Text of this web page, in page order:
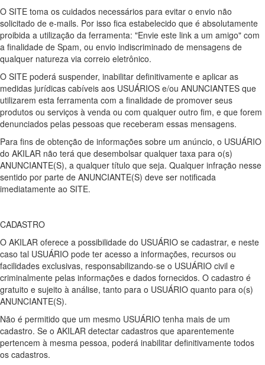
O SITE toma os cuidados necessários para evitar o envio não
solicitado de e-mails. Por isso fica estabelecido que é absolutamente
proibida a utilização da ferramenta: "Envie este link a um amigo" com
a finalidade de Spam, ou envio indiscriminado de mensagens de
qualquer natureza via correio eletrônico.
O SITE poderá suspender, inabilitar definitivamente e aplicar as
medidas jurídicas cabíveis aos USUÁRIOS e/ou ANUNCIANTES que
utilizarem esta ferramenta com a finalidade de promover seus
produtos ou serviços à venda ou com qualquer outro fim, e que forem
denunciados pelas pessoas que receberam essas mensagens.
Para fins de obtenção de informações sobre um anúncio, o USUÁRIO
do AKILAR não terá que desembolsar qualquer taxa para o(s)
ANUNCIANTE(S), a qualquer título que seja. Qualquer infração nesse
sentido por parte de ANUNCIANTE(S) deve ser notificada
imediatamente ao SITE.
CADASTRO
O AKILAR oferece a possibilidade do USUÁRIO se cadastrar, e neste
caso tal USUÁRIO pode ter acesso a informações, recursos ou
facilidades exclusivas, responsabilizando-se o USUÁRIO civil e
criminalmente pelas informações e dados fornecidos. O cadastro é
gratuito e sujeito à análise, tanto para o USUÁRIO quanto para o(s)
ANUNCIANTE(S).
Não é permitido que um mesmo USUÁRIO tenha mais de um
cadastro. Se o AKILAR detectar cadastros que aparentemente
pertencem à mesma pessoa, poderá inabilitar definitivamente todos
os cadastros.